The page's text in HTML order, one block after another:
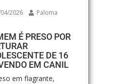
2026
Paloma
É PRESO POR
DE 16
EM CANIL
em flagrante,